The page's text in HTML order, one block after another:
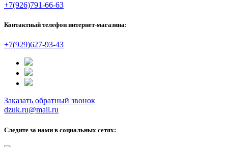
+7(926)791-66-63
Контактный телефон интернет-магазина:
+7(929)627-93-43
Заказать обратный звонок
dzuk.ru@mail.ru
Следите за нами в социальных сетях: